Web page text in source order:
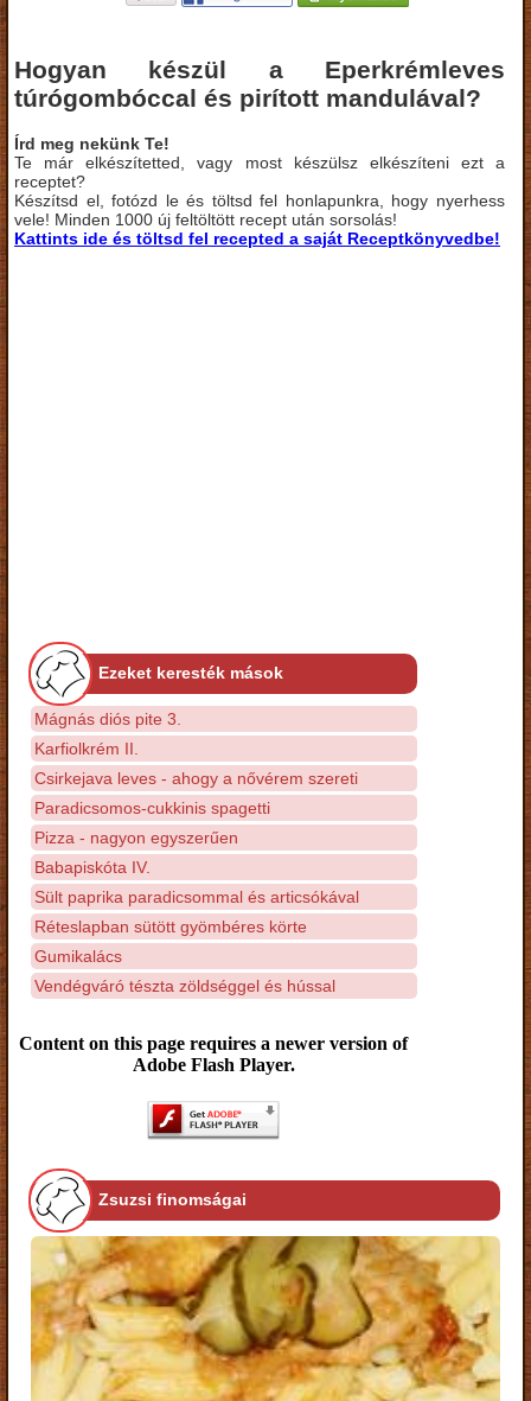
Hogyan készül a Eperkrémleves
túrógombóccal és pirított mandulával?
Írd meg nekünk Te!
Te már elkészítetted, vagy most készülsz elkészíteni ezt a
receptet?
Készítsd el, fotózd le és töltsd fel honlapunkra, hogy nyerhess
vele! Minden 1000 új feltöltött recept után sorsolás!
Kattints ide és töltsd fel recepted a saját Receptkönyvedbe!
Ezeket keresték mások
Mágnás diós pite 3.
Karfiolkrém II.
Csirkejava leves - ahogy a nővérem szereti
Paradicsomos-cukkinis spagetti
Pizza - nagyon egyszerűen
Babapiskóta IV.
Sült paprika paradicsommal és articsókával
Réteslapban sütött gyömbéres körte
Gumikalács
Vendégváró tészta zöldséggel és hússal
Content on this page requires a newer version of
Adobe Flash Player.
Zsuzsi finomságai